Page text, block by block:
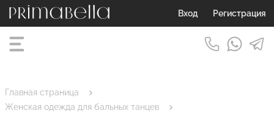
Вход Регистрация
Главная страница
Женская одежда для бальных танцев